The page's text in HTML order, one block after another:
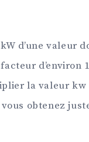
d’une valeur
d’environ
la valeur kw
obtenez